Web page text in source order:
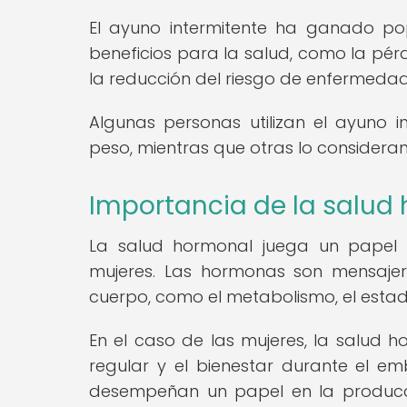
El ayuno intermitente ha ganado
beneficios para la salud, como la
la reducción del riesgo de
Algunas personas utilizan el ayuno
peso, mientras que otras lo
Importancia de la
La salud hormonal juega un
mujeres. Las hormonas son
cuerpo, como el metabolismo, el
En el caso de las mujeres, la salud
regular y el bienestar durante el
desempeñan un papel en la